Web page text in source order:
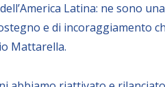
Latina: ne sono
e di incoraggiamento
Mattarella.